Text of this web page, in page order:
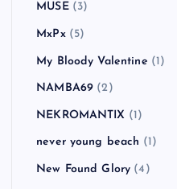
MUSE(3)
MxPx(5)
My Bloody Valentine (1)
NAMBA69 (2)
NEKROMANTIX (1)
never young beach (1)
New Found Glory (4)